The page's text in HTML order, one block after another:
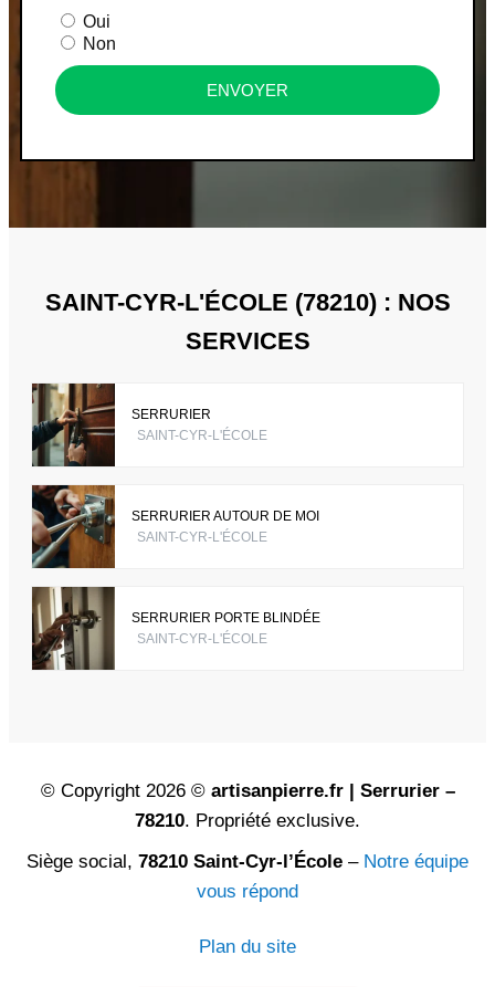
Oui
Non
ENVOYER
SAINT-CYR-L'ÉCOLE (78210) : NOS
SERVICES
SERRURIER
SAINT-CYR-L'ÉCOLE
SERRURIER AUTOUR DE MOI
SAINT-CYR-L'ÉCOLE
SERRURIER PORTE BLINDÉE
SAINT-CYR-L'ÉCOLE
© Copyright 2026 © artisanpierre.fr | Serrurier –
78210. Propriété exclusive.
Siège social, 78210 Saint-Cyr-l’École – Notre équipe
vous répond
Plan du site